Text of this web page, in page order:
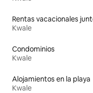
Kwale
Condominios
Kwale
Alojamientos en la playa
Kwale